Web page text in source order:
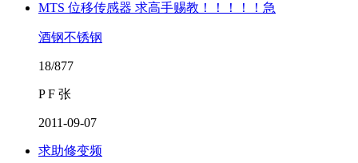
MTS 位移传感器 求高手赐教！！！！！急
酒钢不锈钢
18/877
P F 张
2011-09-07
求助修变频